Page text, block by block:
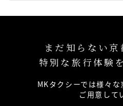
まだ知らない京
特別な旅行体験
MKタクシーでは様々
ご用意して